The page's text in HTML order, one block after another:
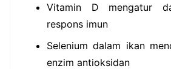
Vitamin D mengatur
respons imun
Selenium dalam ikan
enzim antioksidan